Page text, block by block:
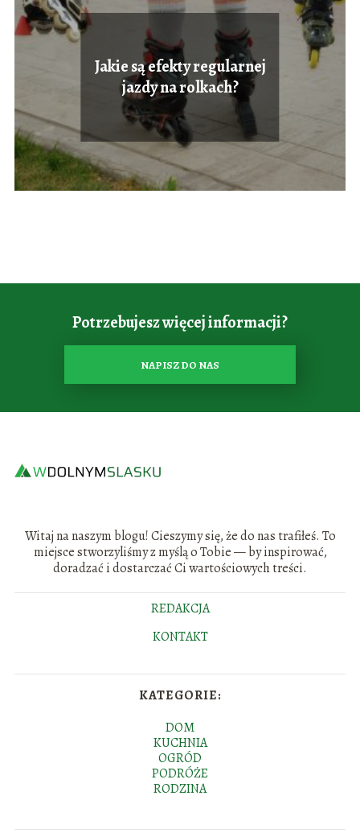
Jakie są efekty regularnej
jazdy na rolkach?
Potrzebujesz więcej informacji?
NAPISZ DO NAS
Witaj na naszym blogu! Cieszymy się, że do nas trafiłeś. To
miejsce stworzyliśmy z myślą o Tobie — by inspirować,
doradzać i dostarczać Ci wartościowych treści.
REDAKCJA
KONTAKT
KATEGORIE:
DOM
KUCHNIA
OGRÓD
PODRÓŻE
RODZINA